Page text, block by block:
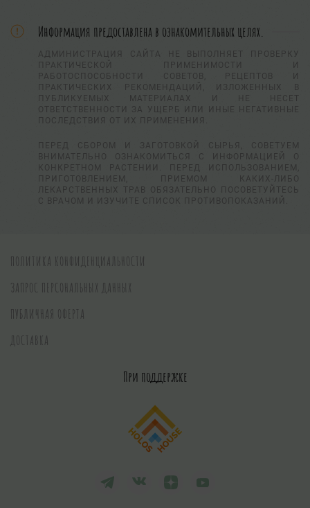
Информация предоставлена в ознакомительных целях.
АДМИНИСТРАЦИЯ САЙТА НЕ ВЫПОЛНЯЕТ ПРОВЕРКУ
ПРАКТИЧЕСКОЙ ПРИМЕНИМОСТИ И
РАБОТОСПОСОБНОСТИ СОВЕТОВ, РЕЦЕПТОВ И
ПРАКТИЧЕСКИХ РЕКОМЕНДАЦИЙ, ИЗЛОЖЕННЫХ В
ПУБЛИКУЕМЫХ МАТЕРИАЛАХ И НЕ НЕСЕТ
ОТВЕТСТВЕННОСТИ ЗА УЩЕРБ ИЛИ ИНЫЕ НЕГАТИВНЫЕ
ПОСЛЕДСТВИЯ ОТ ИХ ПРИМЕНЕНИЯ.
ПЕРЕД СБОРОМ И ЗАГОТОВКОЙ СЫРЬЯ, СОВЕТУЕМ
ВНИМАТЕЛЬНО ОЗНАКОМИТЬСЯ С ИНФОРМАЦИЕЙ О
КОНКРЕТНОМ РАСТЕНИИ. ПЕРЕД ИСПОЛЬЗОВАНИЕМ,
ПРИГОТОВЛЕНИЕМ, ПРИЕМОМ КАКИХ-ЛИБО
ЛЕКАРСТВЕННЫХ ТРАВ ОБЯЗАТЕЛЬНО ПОСОВЕТУЙТЕСЬ
С ВРАЧОМ И ИЗУЧИТЕ СПИСОК ПРОТИВОПОКАЗАНИЙ.
ПОЛИТИКА КОНФИДЕНЦИАЛЬНОСТИ
ЗАПРОС ПЕРСОНАЛЬНЫХ ДАННЫХ
ПУБЛИЧНАЯ ОФЕРТА
ДОСТАВКА
При поддержке